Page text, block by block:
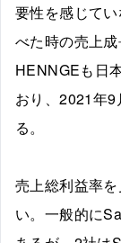
要性を感じて
べた時の売上
HENNGEも日
おり、2021年
る。
売上総利益率
い。一般的に